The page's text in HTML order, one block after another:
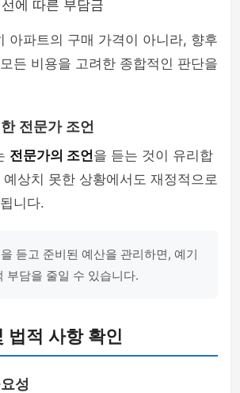
에 따른 부담금
아파트의 구매 가격이 아니라, 향후
든 비용을 고려한 종합적인 판단을
전문가 조언
전문가의 조언을 듣는 것이 유리합
상치 못한 상황에서도 재정적으로
니다.
듣고 준비된 예산을 관리하면, 예기
부담을 줄일 수 있습니다.
법적 사항 확인
성